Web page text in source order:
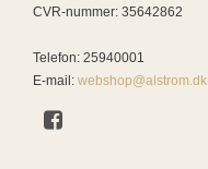
CVR-nummer: 35642862
Telefon: 25940001
E-mail : webshop@alstrom.dk